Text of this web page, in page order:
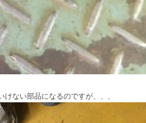
けない部品になるのですが、、、